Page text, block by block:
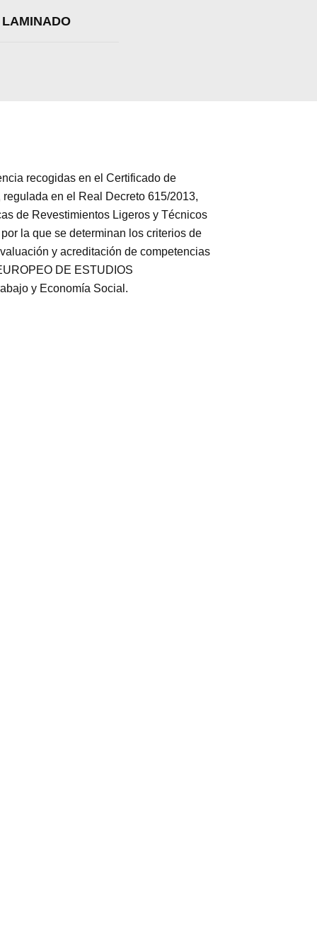
recogidas en el Certificado de
en el Real Decreto 615/2013,
de Revestimientos Ligeros y Técnicos
la que se determinan los criterios de
y acreditación de competencias
DE ESTUDIOS
y Economía Social.